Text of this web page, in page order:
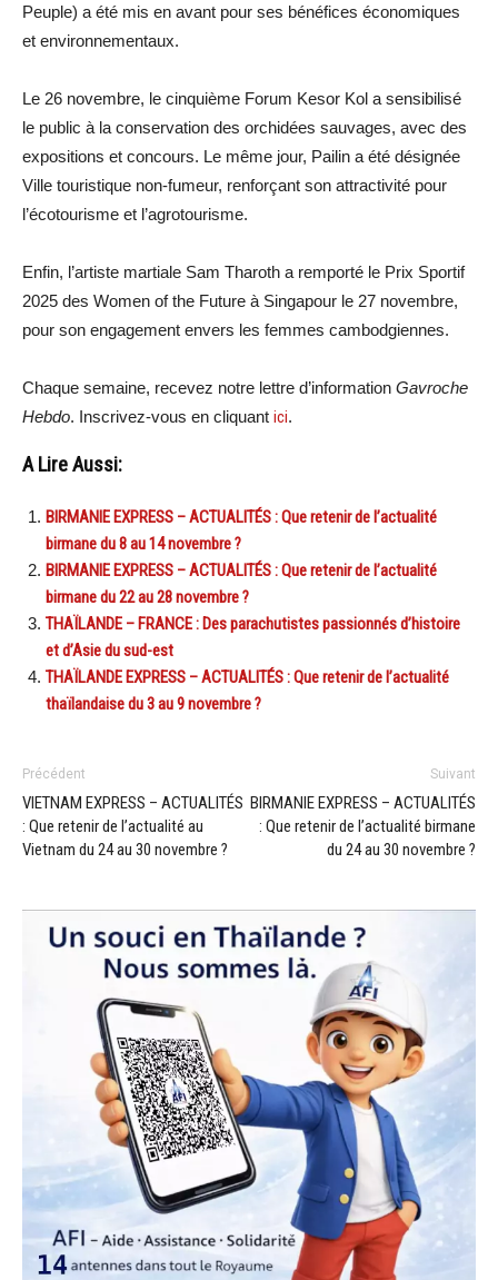
Peuple) a été mis en avant pour ses bénéfices économiques
et environnementaux.
Le 26 novembre, le cinquième Forum Kesor Kol a sensibilisé
le public à la conservation des orchidées sauvages, avec des
expositions et concours. Le même jour, Pailin a été désignée
Ville touristique non-fumeur, renforçant son attractivité pour
l’écotourisme et l’agrotourisme.
Enfin, l’artiste martiale Sam Tharoth a remporté le Prix Sportif
2025 des Women of the Future à Singapour le 27 novembre,
pour son engagement envers les femmes cambodgiennes.
Chaque semaine, recevez notre lettre d’information Gavroche
Hebdo. Inscrivez-vous en cliquant ici.
A Lire Aussi:
BIRMANIE EXPRESS – ACTUALITÉS : Que retenir de l’actualité
birmane du 8 au 14 novembre ?
BIRMANIE EXPRESS – ACTUALITÉS : Que retenir de l’actualité
birmane du 22 au 28 novembre ?
THAÏLANDE – FRANCE : Des parachutistes passionnés d’histoire
et d’Asie du sud-est
THAÏLANDE EXPRESS – ACTUALITÉS : Que retenir de l’actualité
thaïlandaise du 3 au 9 novembre ?
Précédent
VIETNAM EXPRESS – ACTUALITÉS
: Que retenir de l’actualité au
Vietnam du 24 au 30 novembre ?
Suivant
BIRMANIE EXPRESS – ACTUALITÉS
: Que retenir de l’actualité birmane
du 24 au 30 novembre ?